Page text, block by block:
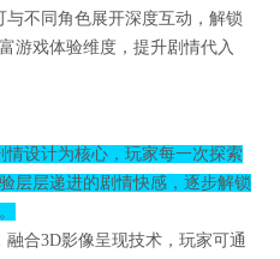
不同角色展开深度互动，解锁
游戏体验维度，提升剧情代入
设计为核心，玩家每一次探索
层层递进的剧情快感，逐步解锁
合3D影像呈现技术，玩家可通